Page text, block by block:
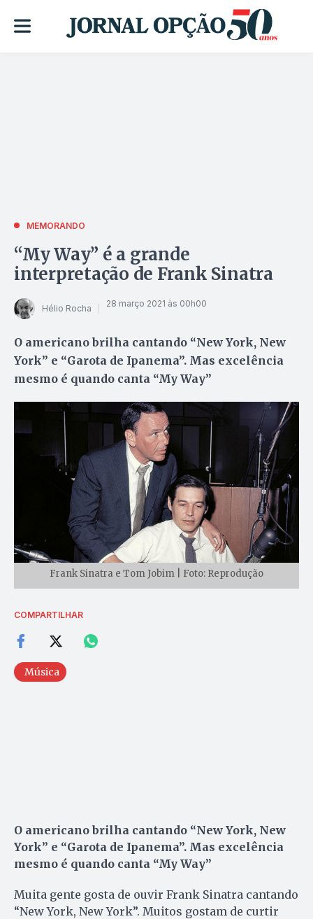
MEMORANDO
“My Way” é a grande
interpretação de Frank Sinatra
Hélio Rocha 28 março 2021 às 00h00
O americano brilha cantando “New York, New
York” e “Garota de Ipanema”. Mas excelência
mesmo é quando canta “My Way”
Frank Sinatra e Tom Jobim | Foto: Reprodução
COMPARTILHAR
Música
O americano brilha cantando “New York, New
York” e “Garota de Ipanema”. Mas excelência
mesmo é quando canta “My Way”
Muita gente gosta de ouvir Frank Sinatra cantando
“New York, New York”. Muitos gostam de curtir